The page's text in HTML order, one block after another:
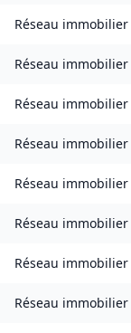
Réseau immobilier
Réseau immobilier
Réseau immobilier
Réseau immobilier
Réseau immobilier
Réseau immobilier
Réseau immobilier
Réseau immobilier